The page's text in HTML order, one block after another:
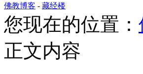
佛教博客 - 藏经楼
您现在的位置：
正文内容